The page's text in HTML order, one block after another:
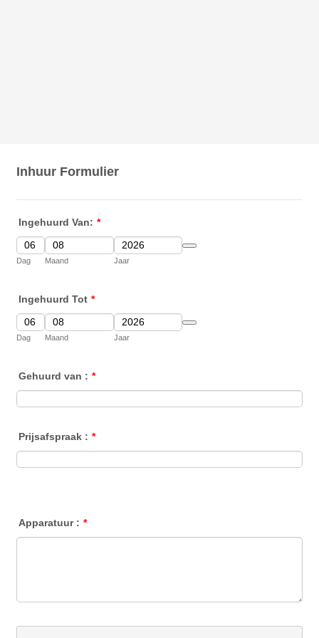
Inhuur Formulier
Ingehuurd Van: *
Dag Maand Jaar
Date Picker Icon
Ingehuurd Tot *
Dag Maand Jaar
Date Picker Icon
Gehuurd van : *
Prijsafspraak : *
Apparatuur : *